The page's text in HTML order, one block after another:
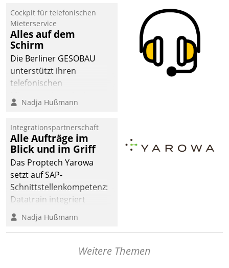
der
Wohnungswirtschaft“.
Bewerben können sich
dafür ein Team
bestehend aus
Wohnungsunternehmen
und PropTech.
Cockpit für telefonischen
Mieterservice
Alles auf dem
Schirm
Die Berliner GESOBAU
unterstützt ihren
telefonischen
digitalen Cockpit, das
passende Fragen und
Schlagworte auswirft.
Eine intuitive
Dialogführung ermöglicht
dem externen
Serviceteam, Anrufe von
Mietenden zügiger und
effizienter zu bearbeiten.
Nadja Hußmann
Integrationspartnerschaft
Alle Aufträge im
Blick und im Griff
Das Proptech Yarowa
setzt auf SAP-
Schnittstellenkompetenz:
Datatrain integriert
Yarowas Portal zur
Vergabe und Verwaltung
von Aufträgen der
Nadja Hußmann
Weitere Themen